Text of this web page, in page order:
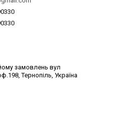
замовлень вул
Тернопіль, Україна